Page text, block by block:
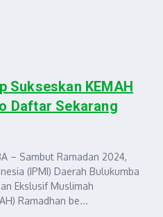
Sukseskan KEMAH
Daftar Sekarang
– Sambut Ramadan 2024,
(IPMI) Daerah Bulukumba
Ekslusif Muslimah
Ramadhan be...